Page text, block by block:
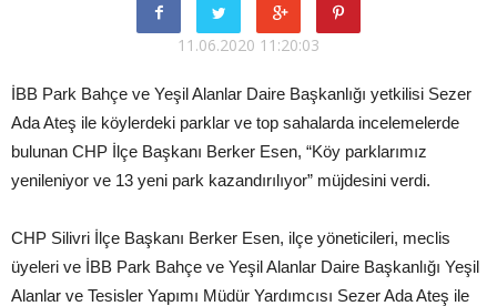
11.06.2020 11:20:03
İBB Park Bahçe ve Yeşil Alanlar Daire Başkanlığı yetkilisi Sezer
Ada Ateş ile köylerdeki parklar ve top sahalarda incelemelerde
bulunan CHP İlçe Başkanı Berker Esen, “Köy parklarımız
yenileniyor ve 13 yeni park kazandırılıyor” müjdesini verdi.
CHP Silivri İlçe Başkanı Berker Esen, ilçe yöneticileri, meclis
üyeleri ve İBB Park Bahçe ve Yeşil Alanlar Daire Başkanlığı Yeşil
Alanlar ve Tesisler Yapımı Müdür Yardımcısı Sezer Ada Ateş ile